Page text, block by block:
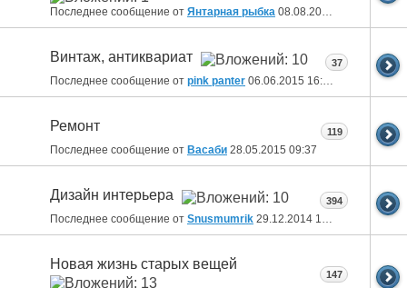
Последнее сообщение от Янтарная рыбка 08.08.2016
Винтаж, антиквариат
Последнее сообщение от pink panter 06.06.2015 16:08
37
Ремонт
Последнее сообщение от Васаби 28.05.2015 09:37
119
Дизайн интерьера
Последнее сообщение от Snusmumrik 29.12.2014 10:36
394
Новая жизнь старых вещей
147